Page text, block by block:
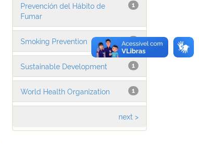
1
Prevención del Hábito de
Fumar
1
Smoking Prevention
1
Sustainable Development
1
World Health Organization
next >